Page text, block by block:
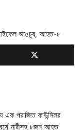
এক পরাজিত কাউন্সিলর
নারীসহ ৮জন আহত